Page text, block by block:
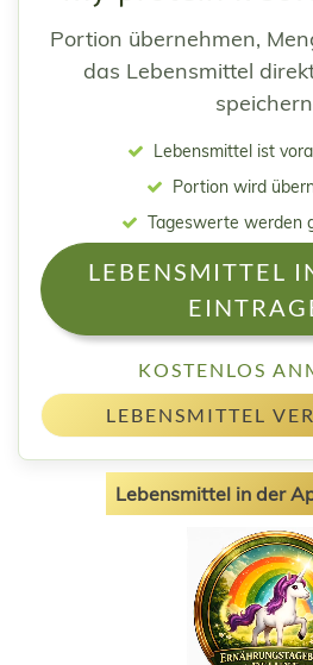
Portion übernehmen,
das Lebensmittel
Lebensmittel ist
Portion wird
Tageswerte werden
LEBENSMITTEL
KOSTENLOS
LEBENSMITTEL
Lebensmittel in der